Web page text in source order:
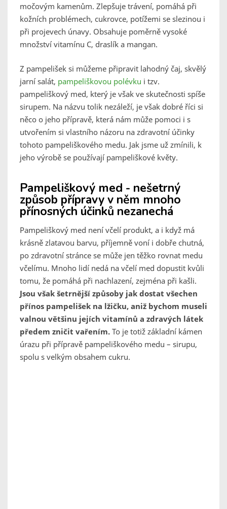
močovým kamenům. Zlepšuje trávení, pomáhá při
kožních problémech, cukrovce, potížemi se slezinou i
při projevech únavy. Obsahuje poměrně vysoké
množství vitamínu C, draslík a mangan.
Z pampelišek si můžeme připravit lahodný čaj, skvělý
jarní salát, pampeliškovou polévku i tzv.
pampeliškový med, který je však ve skutečnosti spíše
sirupem. Na názvu tolik nezáleží, je však dobré říci si
něco o jeho přípravě, která nám může pomoci i s
utvořením si vlastního názoru na zdravotní účinky
tohoto pampeliškového medu. Jak jsme už zmínili, k
jeho výrobě se používají pampeliškové květy.
Pampeliškový med - nešetrný
způsob přípravy v něm mnoho
přínosných účinků nezanechá
Pampeliškový med není včelí produkt, a i když má
krásně zlatavou barvu, příjemně voní i dobře chutná,
po zdravotní stránce se může jen těžko rovnat medu
včelímu. Mnoho lidí nedá na včelí med dopustit kvůli
tomu, že pomáhá při nachlazení, zejména při kašli.
Jsou však šetrnější způsoby jak dostat všechen
přínos pampelišek na lžičku, aniž bychom museli
valnou většinu jejích vitamínů a zdravých látek
předem zničit vařením. To je totiž základní kámen
úrazu při přípravě pampeliškového medu – sirupu,
spolu s velkým obsahem cukru.